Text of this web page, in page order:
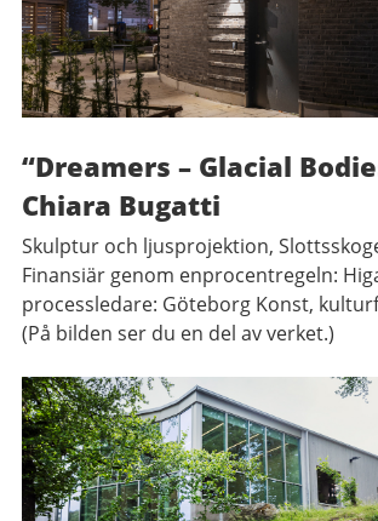
“Dreamers – Glacial
Chiara Bugatti
Skulptur och ljusprojektion,
Finansiär genom enprocentregeln:
processledare: Göteborg Konst,
(På bilden ser du en del av verket.)